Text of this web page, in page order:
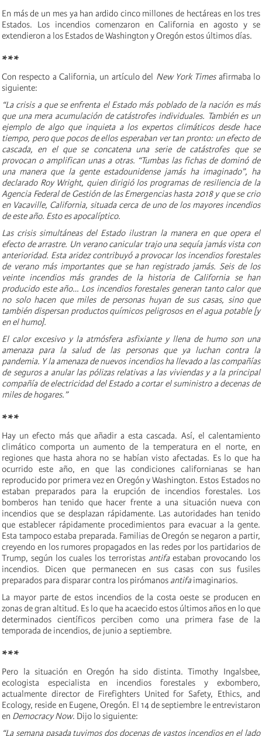
En más de un mes ya han ardido cinco millones de hectáreas en los tres
Estados. Los incendios comenzaron en California en agosto y se
extendieron a los Estados de Washington y Oregón estos últimos días.
***
Con respecto a California, un artículo del New York Timesafirmaba lo
siguiente:
“La crisis a que se enfrenta el Estado más poblado de la nación es más
que una mera acumulación de catástrofes individuales. También es un
ejemplo de algo que inquieta a los expertos climáticos desde hace
tiempo, pero que pocos de ellos esperaban ver tan pronto: un efecto de
cascada, en el que se concatena una serie de catástrofes que se
provocan o amplifican unas a otras. “Tumbas las fichas de dominó de
una manera que la gente estadounidense jamás ha imaginado”, ha
declarado Roy Wright, quien dirigió los programas de resiliencia de la
Agencia Federal de Gestión de las Emergencias hasta 2018 y que se crio
en Vacaville, California, situada cerca de uno de los mayores incendios
de este año. Esto es apocalíptico.
Las crisis simultáneas del Estado ilustran la manera en que opera el
efecto de arrastre. Un verano canicular trajo una sequía jamás vista con
anterioridad. Esta aridez contribuyó a provocar los incendios forestales
de verano más importantes que se han registrado jamás. Seis de los
veinte incendios más grandes de la historia de California se han
producido este año… Los incendios forestales generan tanto calor que
no solo hacen que miles de personas huyan de sus casas, sino que
también dispersan productos químicos peligrosos en el agua potable [y
en el humo].
El calor excesivo y la atmósfera asfixiante y llena de humo son una
amenaza para la salud de las personas que ya luchan contra la
pandemia. Y la amenaza de nuevos incendios ha llevado a las compañías
de seguros a anular las pólizas relativas a las viviendas y a la principal
compañía de electricidad del Estado a cortar el suministro a decenas de
miles de hogares.”
***
Hay un efecto más que añadir a esta cascada. Así, el calentamiento
climático comporta un aumento de la temperatura en el norte, en
regiones que hasta ahora no se habían visto afectadas. Es lo que ha
ocurrido este año, en que las condiciones californianas se han
reproducido por primera vez en Oregón y Washington. Estos Estados no
estaban preparados para la erupción de incendios forestales. Los
bomberos han tenido que hacer frente a una situación nueva con
incendios que se desplazan rápidamente. Las autoridades han tenido
que establecer rápidamente procedimientos para evacuar a la gente.
Esta tampoco estaba preparada. Familias de Oregón se negaron a partir,
creyendo en los rumores propagados en las redes por los partidarios de
Trump, según los cuales los terroristas antifaestaban provocando los
incendios. Dicen que permanecen en sus casas con sus fusiles
preparados para disparar contra los pirómanos antifaimaginarios.
La mayor parte de estos incendios de la costa oeste se producen en
zonas de gran altitud. Es lo que ha acaecido estos últimos años en lo que
determinados científicos perciben como una primera fase de la
temporada de incendios, de junio a septiembre.
***
Pero la situación en Oregón ha sido distinta. Timothy Ingalsbee,
ecologista especialista en incendios forestales y exbombero,
actualmente director de Firefighters United for Safety, Ethics, and
Ecology, reside en Eugene, Oregón. El 14 de septiembre le entrevistaron
en Democracy Now. Dijo lo siguiente:
“La semana pasada tuvimos dos docenas de vastos incendios en el lado